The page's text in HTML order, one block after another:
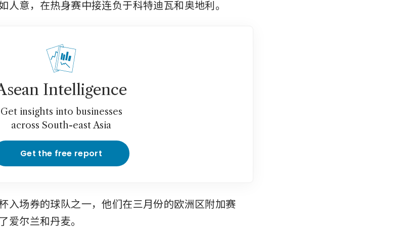
人意，在热身赛中接连负于科特迪瓦和奥地利。
Intelligence
Get insights into businesses
across South-east Asia
Get the free report
入场券的球队之一，他们在三月份的欧洲区附加赛
爱尔兰和丹麦。